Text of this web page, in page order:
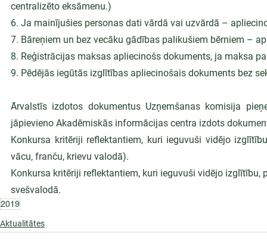
centralizēto eksāmenu.)
6. Ja mainījušies personas dati vārdā vai uzvārdā –
7. Bāreņiem un bez vecāku gādības palikušiem bērniem –
8. Reģistrācijas maksas apliecinošs dokuments, ja maksa
9. Pēdējās iegūtās izglītības apliecinošais dokuments bez
Ārvalstīs izdotos dokumentus Uzņemšanas komisija
jāpievieno Akadēmiskās informācijas centra izdots
Konkursa kritēriji reflektantiem, kuri ieguvuši vidējo
vācu, franču, krievu valodā).
Konkursa kritēriji reflektantiem, kuri ieguvuši vidējo
svešvalodā.
2019
Aktualitātes